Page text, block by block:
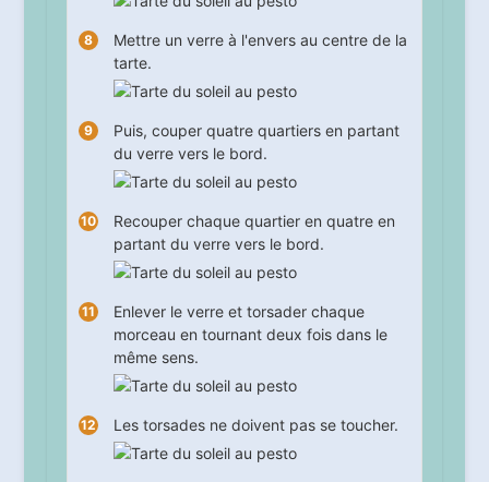
Mettre un verre à l'envers au centre de la
tarte.
Puis, couper quatre quartiers en partant
du verre vers le bord.
Recouper chaque quartier en quatre en
partant du verre vers le bord.
Enlever le verre et torsader chaque
morceau en tournant deux fois dans le
même sens.
Les torsades ne doivent pas se toucher.